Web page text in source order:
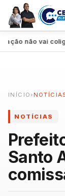
não vai coligar●
INÍCIO ›
NOTÍCIAS
Santo